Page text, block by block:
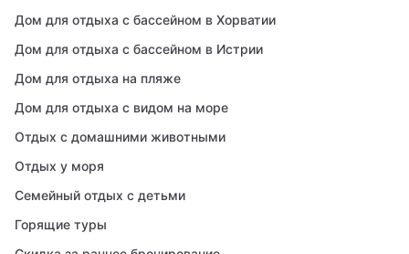
Дом для отдыха с бассейном в Хорватии
Дом для отдыха с бассейном в Истрии
Дом для отдыха на пляже
Дом для отдыха с видом на море
Отдых с домашними животными
Отдых у моря
Семейный отдых с детьми
Горящие туры